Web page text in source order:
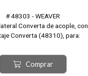
# 48303 - WEAVER
Converta de acople, con
Converta (48310), para:
Comprar